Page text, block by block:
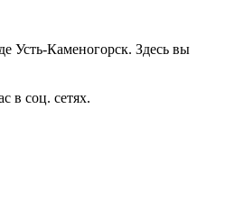
Усть-Каменогорск. Здесь вы
в соц. сетях.